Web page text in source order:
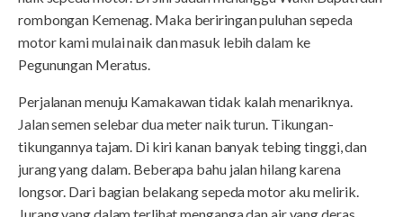
rombongan Kemenag. Maka beriringan puluhan sepeda
motor kami mulai naik dan masuk lebih dalam ke
Pegunungan Meratus.
Perjalanan menuju Kamakawan tidak kalah menariknya.
Jalan semen selebar dua meter naik turun. Tikungan-
tikungannya tajam. Di kiri kanan banyak tebing tinggi, dan
jurang yang dalam. Beberapa bahu jalan hilang karena
longsor. Dari bagian belakang sepeda motor aku melirik.